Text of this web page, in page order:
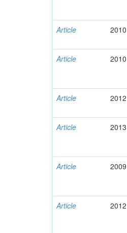
Article 2010
Article 2010
Article 2012
Article 2013
Article 2009
Article 2012